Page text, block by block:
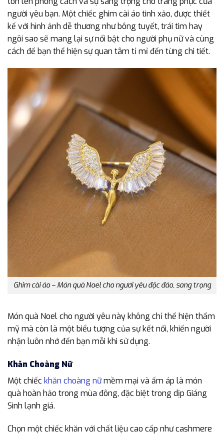
người yêu bạn. Một chiếc ghim cài áo tinh xảo, được thiết
kế với hình ảnh dễ thương như bông tuyết, trái tim hay
ngôi sao sẽ mang lại sự nổi bật cho người phụ nữ và cùng
cách để bạn thể hiện sự quan tâm tỉ mỉ đến từng chi tiết.
Ghim cài áo – Món quà Noel cho ngươi yêu độc đáo, sang trọng
Món quà Noel cho người yêu này không chỉ thể hiện thẩm
mỹ mà còn là một biểu tượng của sự kết nối, khiến người
nhận luôn nhớ đến bạn mỗi khi sử dụng.
Khăn Choàng Nữ
Một chiếc khăn choàng nữmềm mại và ấm áp là món
quà hoàn hảo trong mùa đông, đặc biệt trong dịp Giáng
Sinh lạnh giá.
Chọn một chiếc khăn với chất liệu cao cấp như cashmere